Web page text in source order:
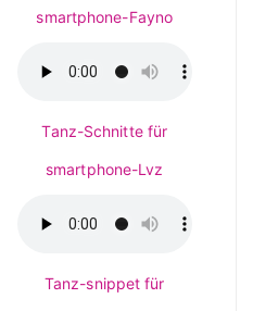
smartphone-Fayno
Tanz-Schnitte für
smartphone-Lvz
Tanz-snippet für